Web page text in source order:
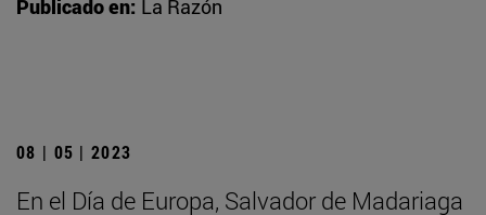
Publicado en: La Razón
08 | 05 | 2023
En el Día de Europa, Salvador de Madariaga